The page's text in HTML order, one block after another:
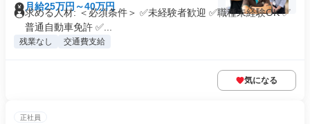
月給25万円～40万円
求める人材: ＜必須条件＞ ✅未経験者歓迎 ✅職種未経験OK ✅
普通自動車免許 ✅...
残業なし 交通費支給
気になる
正社員